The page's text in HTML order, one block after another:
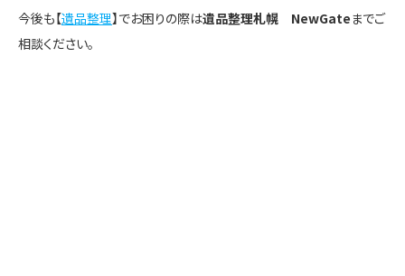
今後も【遺品整理】でお困りの際は遺品整理札幌 NewGateまでご
相談ください。